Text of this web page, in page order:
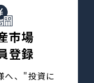
市場
登録
へ、"投資に